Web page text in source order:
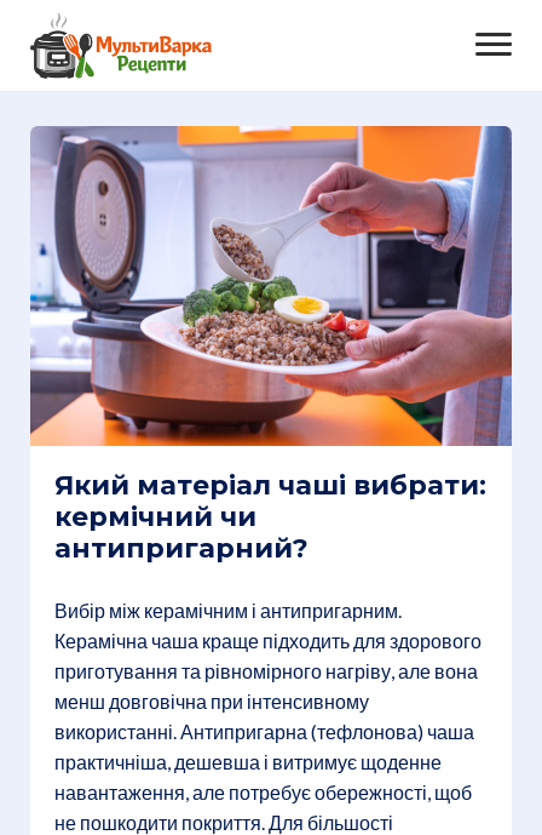
Який матеріал чаші вибрати:
кермічний чи
антипригарний?
Вибір між керамічним і антипригарним.
Керамічна чаша краще підходить для здорового
приготування та рівномірного нагріву, але вона
менш довговічна при інтенсивному
використанні. Антипригарна (тефлонова) чаша
практичніша, дешевша і витримує щоденне
навантаження, але потребує обережності, щоб
не пошкодити покриття. Для більшості